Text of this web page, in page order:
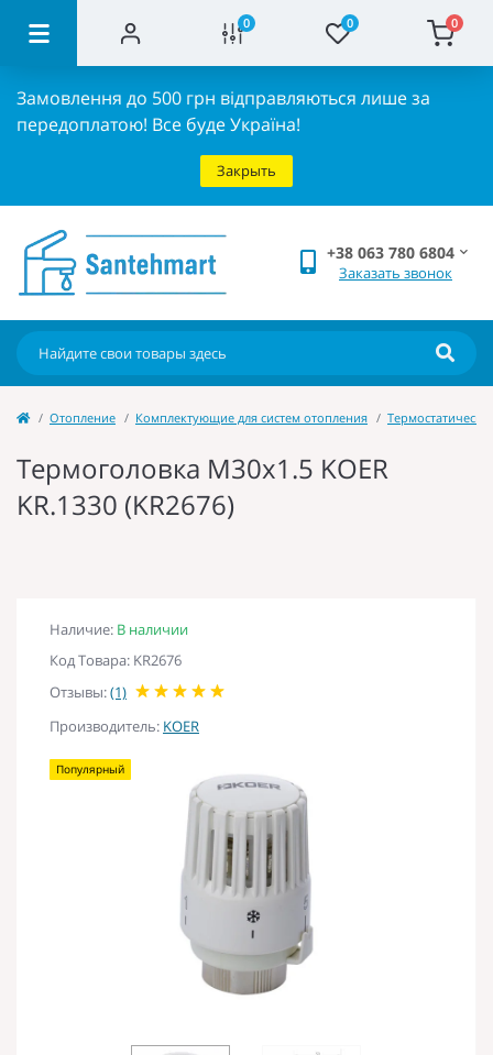
0 0 0
Замовлення до 500 грн відправляються лише за
передоплатою! Все буде Україна!
Закрыть
+38 063 780 6804
Заказать звонок
Отопление Комплектующие для систем отопления
Термоголовка M30x1.5 KOER
KR.1330 (KR2676)
Наличие: В наличии
Код Товара: KR2676
Отзывы:(1)
Производитель: KOER
Популярный